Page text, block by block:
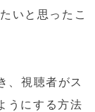
いと思ったこ
、視聴者がス
うにする方法